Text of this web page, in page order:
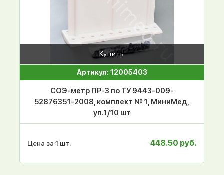
Купить
Артикул: 12005403
СОЭ-метр ПР-3 по ТУ 9443-009-
52876351-2008, комплект № 1, МиниМед,
уп.1/10 шт
Цена за 1 шт. 448.50 руб.